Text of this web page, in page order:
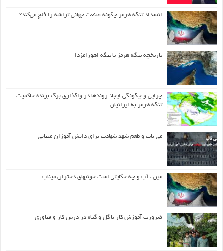
انسداد تنگه هرمز چگونه صنعت جهانی تراشه را فلج می‌کند؟
تاریخچه تنگه هرمز یا تنگه اهورامزدا
چرایی و چگونگی ایجاد روندها در واگذاری برگ برنده حاکمیت
تنگه هرمز به ایرانیان
می ناب و طعم شهد شهادت برای دانش آموزان مینابی
مین ، آب و چه حکایتی است خونبهای دختران میناب
ضرورت آموزش کار با گل و گیاه در درس کار و فناوری